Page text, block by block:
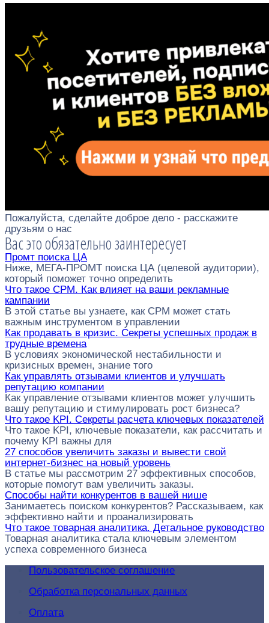
Пожалуйста, сделайте доброе дело - расскажите
друзьям о нас
Вас это обязательно заинтересует
Промт поиска ЦА
Ниже, МЕГА-ПРОМТ поиска ЦА (целевой аудитории),
который поможет точно определить
Что такое CPM. Как влияет на ваши рекламные
кампании
В этой статье вы узнаете, как CPM может стать
важным инструментом в управлении
Как продавать в кризис. Секреты успешных продаж в
трудные времена
В условиях экономической нестабильности и
кризисных времен, знание того
Как управлять отзывами клиентов и улучшать
репутацию компании
Как управление отзывами клиентов может улучшить
вашу репутацию и стимулировать рост бизнеса?
Что такое KPI. Секреты расчета ключевых показателей
Что такое KPI, ключевые показатели, как рассчитать и
почему KPI важны для
27 способов увеличить заказы и вывести свой
интернет-бизнес на новый уровень
В статье мы рассмотрим 27 эффективных способов,
которые помогут вам увеличить заказы.
Способы найти конкурентов в вашей нише
Занимаетесь поиском конкурентов? Рассказываем, как
эффективно найти и проанализировать
Что такое товарная аналитика. Детальное руководство
Товарная аналитика стала ключевым элементом
успеха современного бизнеса
Пользовательское соглашение
Обработка персональных данных
Оплата